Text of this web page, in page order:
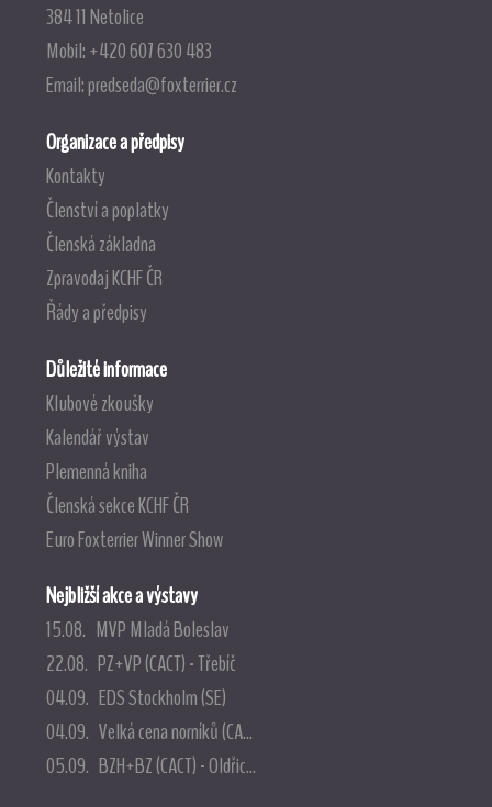
384 11 Netolice
Mobil: +420 607 630 483
Email:predseda@foxterrier.cz
Organizace a předpisy
Kontakty
Členství a poplatky
Členská základna
Zpravodaj KCHF ČR
Řády a předpisy
Důležité informace
Klubové zkoušky
Kalendář výstav
Plemenná kniha
Členská sekce KCHF ČR
Euro Foxterrier Winner Show
Nejbližší akce a výstavy
15.08. MVP Mladá Boleslav
22.08. PZ+VP (CACT) - Třebíč
04.09. EDS Stockholm (SE)
04.09. Velká cena norníků (CA...
05.09. BZH+BZ (CACT) - Oldřic...